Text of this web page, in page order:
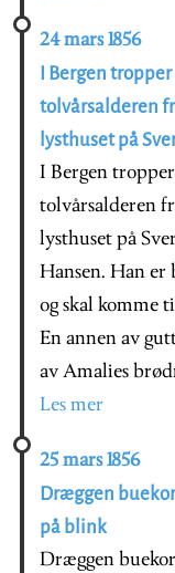
24 mars 1856
I Bergen
tolvårsalderen
lysthuset på
I Bergen
tolvårsalderen
lysthuset på
Hansen. Han
og skal komme
En annen av
av Amalies
Les mer
25 mars 1856
Dræggen
på blink
Dræggen